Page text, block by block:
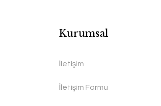
Kurumsal
İletişim
İletişim Formu